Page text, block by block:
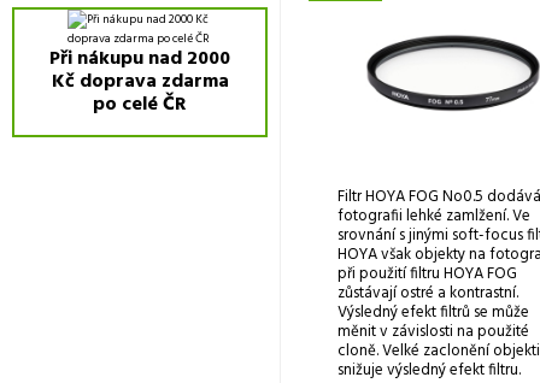
Filtr HOYA FOG No0.5 dodává
fotografii lehké zamlžení. Ve
srovnání s jinými soft-focus
HOYA však objekty na
při použití filtru HOYA FOG
zůstávají ostré a kontrastní.
Výsledný efekt filtrů se může
měnit v závislosti na použité
cloně. Velké zaclonění
snižuje výsledný efekt filtru.
Při nákupu nad 2000
Kč doprava zdarma
po celé ČR